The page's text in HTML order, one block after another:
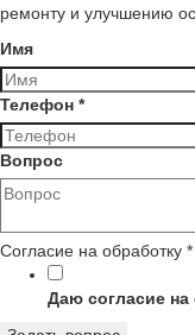
ремонту и улучшению
Имя
Телефон *
Вопрос
Согласие
обработку
Согласие на обработку *
Даю согласие на